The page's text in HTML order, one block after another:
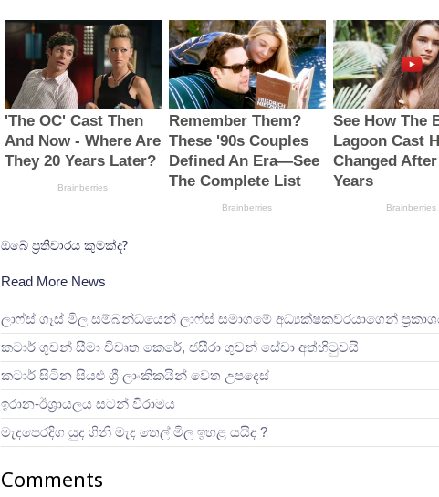
ඔබේ ප්‍රතිචාරය කුමක්ද?
Read More News
ලාෆ්ස් ගෑස් මිල සම්බන්ධයෙන් ලාෆ්ස් සමාගමේ අධ්‍යක්ෂකවරයාගෙන්
කටාර් ගුවන් සීමා විවෘත කෙරේ, ජසීරා ගුවන් සේවා අත්හි‍ටුවයි
කටාර් සිටින සියළු ශ්‍රී ලාංකිකයින් වෙත උපදෙස්
ඉරාන-ඊශ්‍රායලය සටන් විරාමය
මැදපෙරදිග යුද ගිනි මැද තෙල් මිල ඉහළ යයිද ?
Comments